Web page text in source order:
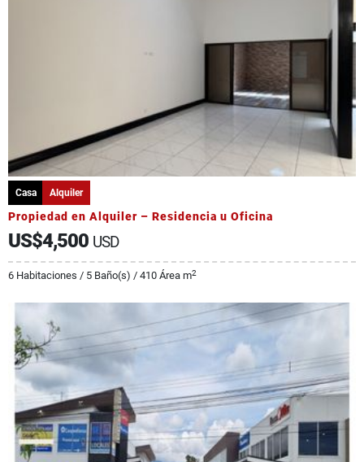
Casa Alquiler
Propiedad en Alquiler – Residencia u Oficina
US$4,500 USD
6 Habitaciones / 5 Baño(s) / 410 Área m2